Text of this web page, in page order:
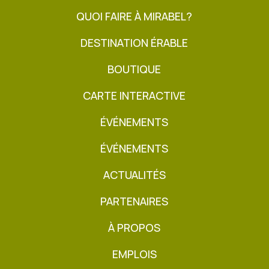
QUOI FAIRE À MIRABEL?
DESTINATION ÉRABLE
BOUTIQUE
CARTE INTERACTIVE
ÉVÉNEMENTS
ÉVÉNEMENTS
ACTUALITÉS
PARTENAIRES
À PROPOS
EMPLOIS